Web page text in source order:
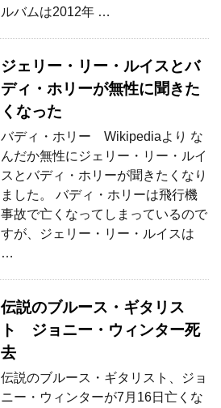
ルバムは2012年 …
ジェリー・リー・ルイスとバ
ディ・ホリーが無性に聞きた
くなった
バディ・ホリー Wikipediaより な
んだか無性にジェリー・リー・ルイ
スとバディ・ホリーが聞きたくなり
ました。 バディ・ホリーは飛行機
事故で亡くなってしまっているので
すが、ジェリー・リー・ルイスは
…
伝説のブルース・ギタリス
ト ジョニー・ウィンター死
去
伝説のブルース・ギタリスト、ジョ
ニー・ウィンターが7月16日亡くな